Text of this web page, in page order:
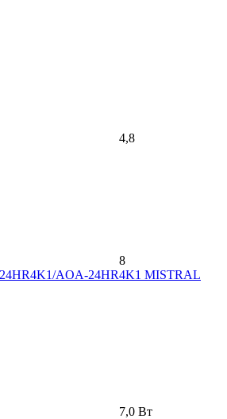
4,8
8
AOA-24HR4K1 MISTRAL
7,0 Вт